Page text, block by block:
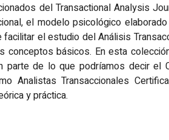
del Transactional Analysis
el modelo psicológico
el estudio del Análisis
básicos. En esta
de lo que podríamos decir el
Analistas Transaccionales
y práctica.